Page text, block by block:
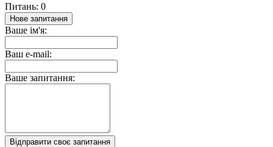
Питань: 0
Нове запитання
Ваше ім'я:
Ваш e-mail:
Ваше запитання:
Відправити своє запитання